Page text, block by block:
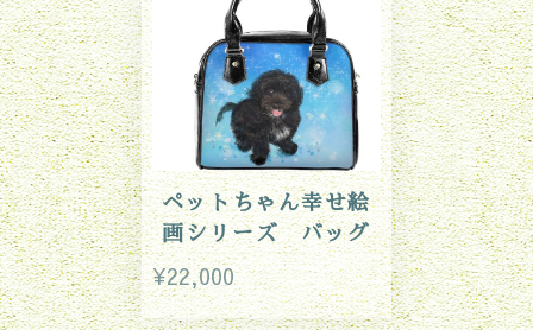
ペットちゃん幸せ絵
画シリーズ バッグ
¥22,000